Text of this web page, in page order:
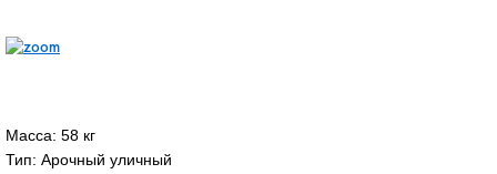
Масса: 58 кг
Тип: Арочный уличный